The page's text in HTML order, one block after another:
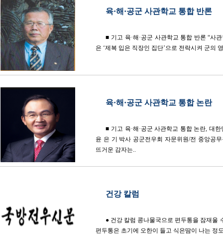
육·해·공군 사관학교 통합 반론
■ 기고 육·해·공군 사관학교 통합 반론 “사
은 ‘제복 입은 직장인 집단’으로 전락시켜 군의
육·해·공군 사관학교 통합 논란
■ 기고 육·해·공군 사관학교 통합 논란, 대
윤 은 기 박사 공군전우회 자문위원/전 중앙공
뜨거운 감자는..
건강 칼럼
● 건강 칼럼 콩나물국으로 편두통을 잠재울
편두통은 초기에 오한이 들고 식은땀이 나는 정